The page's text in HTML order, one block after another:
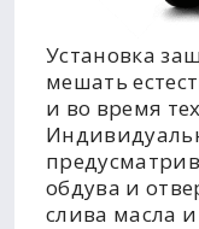
Установка
мешать
и во время
обдува и
слива масла